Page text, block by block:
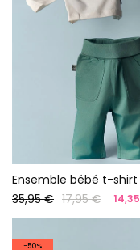
35,95 € 17,95 €
-50%